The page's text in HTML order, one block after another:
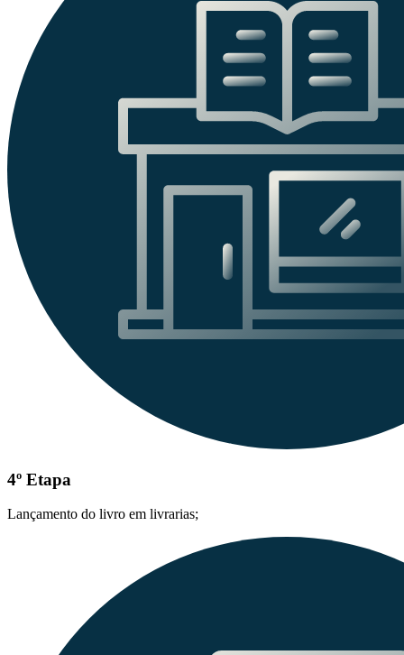
4º Etapa
Lançamento do livro em livrarias;